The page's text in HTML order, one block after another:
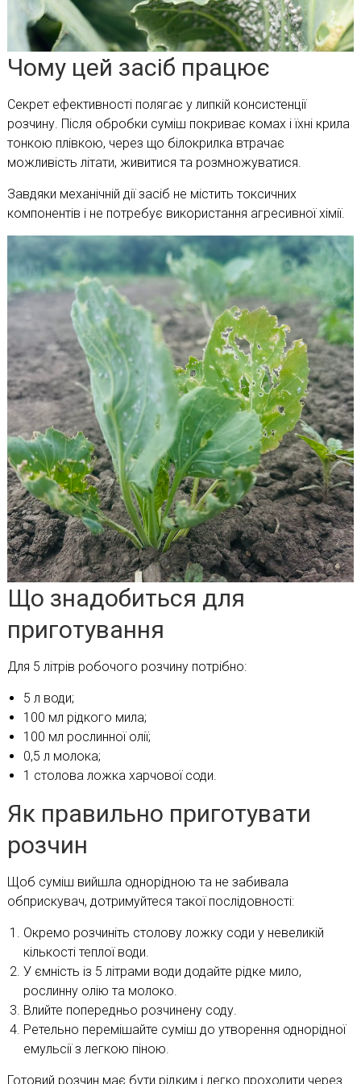
Чому цей засіб працює
Секрет ефективності полягає у липкій консистенції
розчину. Після обробки суміш покриває комах і їхні крила
тонкою плівкою, через що білокрилка втрачає
можливість літати, живитися та розмножуватися.
Завдяки механічній дії засіб не містить токсичних
компонентів і не потребує використання агресивної хімії.
Що знадобиться для
приготування
Для 5 літрів робочого розчину потрібно:
5 л води;
100 мл рідкого мила;
100 мл рослинної олії;
0,5 л молока;
1 столова ложка харчової соди.
Як правильно приготувати
розчин
Щоб суміш вийшла однорідною та не забивала
обприскувач, дотримуйтеся такої послідовності:
Окремо розчиніть столову ложку соди у невеликій
кількості теплої води.
У ємність із 5 літрами води додайте рідке мило,
рослинну олію та молоко.
Влийте попередньо розчинену соду.
Ретельно перемішайте суміш до утворення однорідної
емульсії з легкою піною.
Готовий розчин має бути рідким і легко проходити через